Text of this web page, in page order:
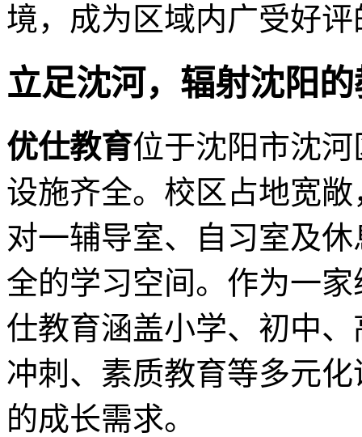
境，成为区域内广受好评
立足沈河，辐射沈阳
优仕教育位于沈阳市沈
设施齐全。校区占地宽
对一辅导室、自习室及
全的学习空间。作为一家
仕教育涵盖小学、初中
冲刺、素质教育等多元
的成长需求。